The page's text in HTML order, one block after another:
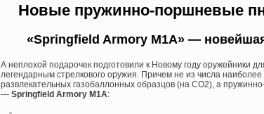
Новые пружинно-поршневые
«Springfield Armory M1A» —
А неплохой подарочек подготовили к Новому году оружейники
легендарным стрелкового оружия. Причем не из числа
развлекательных газобаллонных образцов (на СО2), а
— Springfield Armory M1A: